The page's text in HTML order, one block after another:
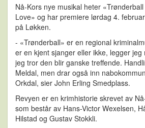
Nå-Kors nye musikal heter
Love» og har premiere lørdag 4.
på Løkken.
- «Trønderball» er en regional
er en kjent sjanger eller ikke, legger jeg
jeg tror den blir ganske treffende.
Meldal, men drar også inn
Orkdal, sier John Erling Smedplass.
Revyen er en krimhistorie skrevet av
som består av Hans-Victor Wexelsen,
Hilstad og Gustav Stokkli.